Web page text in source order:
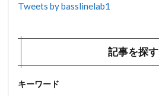
Tweets by basslinelab1
記事を探す
キーワード